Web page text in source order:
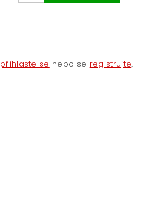
přihlaste se nebo se registrujte.